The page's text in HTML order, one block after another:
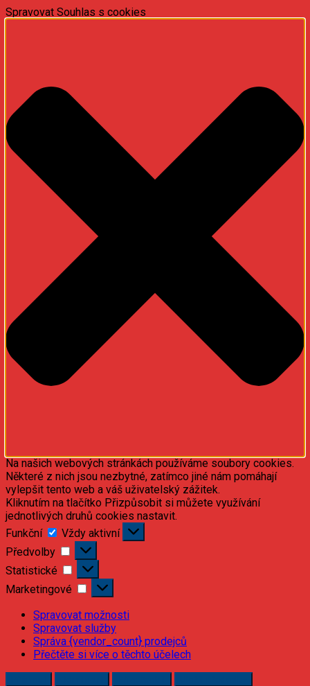
Spravovat Souhlas s cookies
Na našich webových stránkách používáme soubory cookies.
Některé z nich jsou nezbytné, zatímco jiné nám pomáhají
vylepšit tento web a váš uživatelský zážitek.
Kliknutím na tlačítko Přizpůsobit si můžete využívání
jednotlivých druhů cookies nastavit.
Funkční
Funkční
Vždy aktivní
Předvolby
Předvolby
Statistické
Statistické
Marketingové
Marketingové
Spravovat možnosti
Spravovat služby
Správa {vendor_count} prodejců
Přečtěte si více o těchto účelech